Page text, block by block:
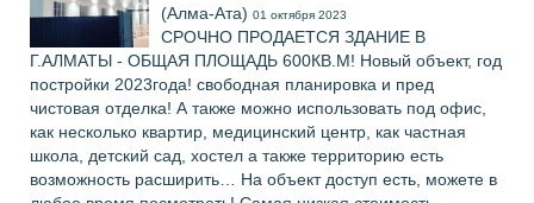
(Алма-Ата) 01 октября 2023
СРОЧНО ПРОДАЕТСЯ ЗДАНИЕ В
Г.АЛМАТЫ - ОБЩАЯ ПЛОЩАДЬ 600КВ.М! Новый объект, год
постройки 2023года! свободная планировка и пред
чистовая отделка! А также можно использовать под офис,
как несколько квартир, медицинский центр, как частная
школа, детский сад, хостел а также территорию есть
возможность расширить… На объект доступ есть, можете в